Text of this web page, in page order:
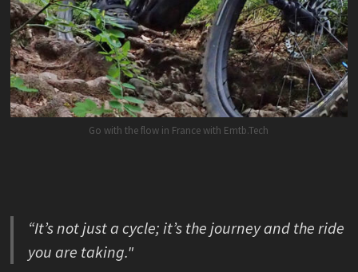
Go with the flow in France with Emtb.Tech
“It’s not just a cycle; it’s the journey and the ride
you are taking."